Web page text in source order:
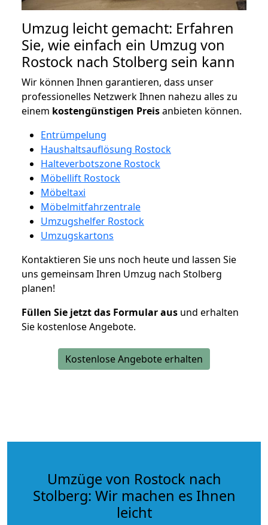
Umzug leicht gemacht: Erfahren
Sie, wie einfach ein Umzug von
Rostock nach Stolberg sein kann
Wir können Ihnen garantieren, dass unser
professionelles Netzwerk Ihnen nahezu alles zu
einem kostengünstigen Preisanbieten können.
Entrümpelung
Haushaltsauflösung Rostock
Halteverbotszone Rostock
Möbellift Rostock
Möbeltaxi
Möbelmitfahrzentrale
Umzugshelfer Rostock
Umzugskartons
Kontaktieren Sie uns noch heute und lassen Sie
uns gemeinsam Ihren Umzug nach Stolberg
planen!
Füllen Sie jetzt das Formular aus und erhalten
Sie kostenlose Angebote.
Kostenlose Angebote erhalten
Umzüge von Rostock nach
Stolberg: Wir machen es Ihnen
leicht